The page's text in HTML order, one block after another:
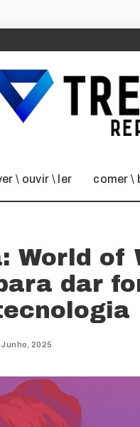
\ ouvir \ ler comer \
World of
dar
Junho, 2025